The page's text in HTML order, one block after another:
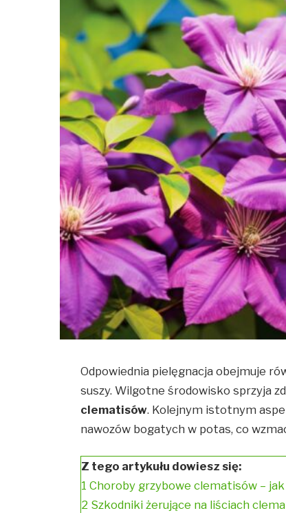
Odpowiednia pielęgnacja obejmuje
suszy. Wilgotne środowisko sprzyja
clematisów. Kolejnym istotnym
nawozów bogatych w potas, co
Z tego artykułu dowiesz się:
1 Choroby grzybowe clematisów –
2 Szkodniki żerujące na liściach